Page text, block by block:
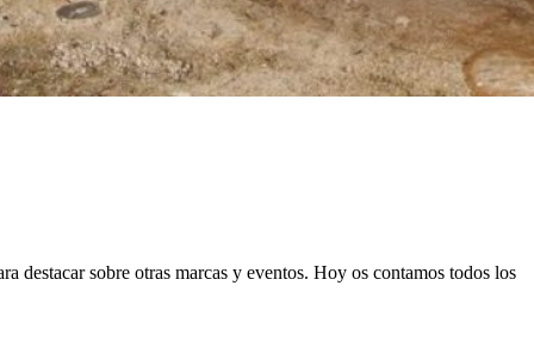
destacar sobre otras marcas y eventos. Hoy os contamos todos los